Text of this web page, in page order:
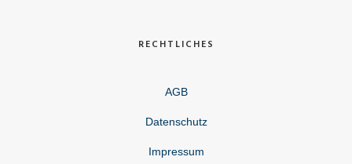
RECHTLICHES
AGB
Datenschutz
Impressum